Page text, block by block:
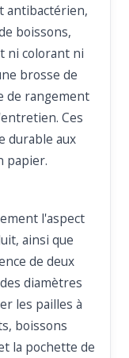
antibactérien,
boissons,
ni colorant ni
brosse de
de rangement
Ces
durable aux
papier.
l'aspect
ainsi que
de deux
diamètres
les pailles à
boissons
la pochette de